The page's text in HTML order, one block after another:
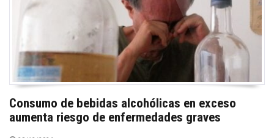
Consumo de bebidas alcohólicas en exceso
aumenta riesgo de enfermedades graves